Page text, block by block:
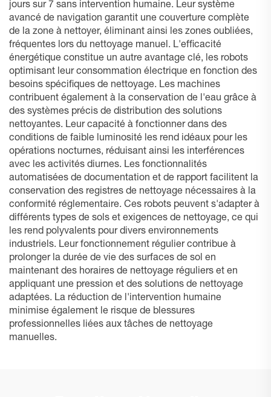
jours sur 7 sans intervention humaine. Leur système
avancé de navigation garantit une couverture complète
de la zone à nettoyer, éliminant ainsi les zones oubliées,
fréquentes lors du nettoyage manuel. L'efficacité
énergétique constitue un autre avantage clé, les robots
optimisant leur consommation électrique en fonction des
besoins spécifiques de nettoyage. Les machines
contribuent également à la conservation de l'eau grâce à
des systèmes précis de distribution des solutions
nettoyantes. Leur capacité à fonctionner dans des
conditions de faible luminosité les rend idéaux pour les
opérations nocturnes, réduisant ainsi les interférences
avec les activités diurnes. Les fonctionnalités
automatisées de documentation et de rapport facilitent la
conservation des registres de nettoyage nécessaires à la
conformité réglementaire. Ces robots peuvent s'adapter à
différents types de sols et exigences de nettoyage, ce qui
les rend polyvalents pour divers environnements
industriels. Leur fonctionnement régulier contribue à
prolonger la durée de vie des surfaces de sol en
maintenant des horaires de nettoyage réguliers et en
appliquant une pression et des solutions de nettoyage
adaptées. La réduction de l'intervention humaine
minimise également le risque de blessures
professionnelles liées aux tâches de nettoyage
manuelles.